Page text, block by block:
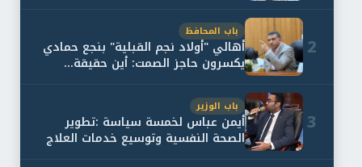
2
باب المحافظ
أهالي "أولاد نجم القبلية" بنجع حمادي
يكسرون حاجز الصمت: أين حقيقة...
3
باب الوزير
أيمن عباس لخمسة سياسة :تطوير
الصحة النفسية وتوسيع خدمات العلاج